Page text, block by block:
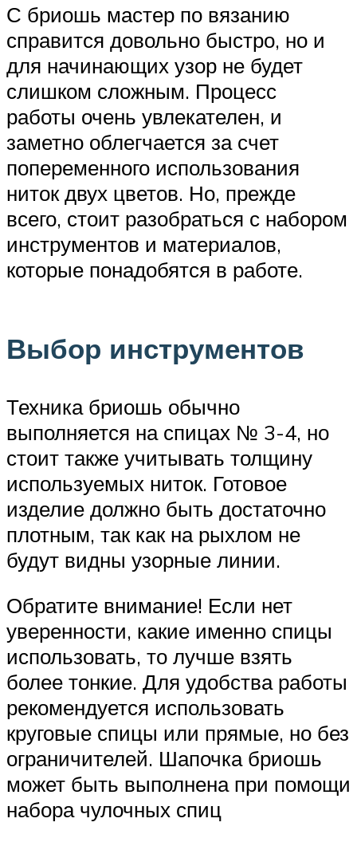
С бриошь мастер по вязанию
справится довольно быстро, но и
для начинающих узор не будет
слишком сложным. Процесс
работы очень увлекателен, и
заметно облегчается за счет
попеременного использования
ниток двух цветов. Но, прежде
всего, стоит разобраться с набором
инструментов и материалов,
которые понадобятся в работе.
Выбор инструментов
Техника бриошь обычно
выполняется на спицах № 3-4, но
стоит также учитывать толщину
используемых ниток. Готовое
изделие должно быть достаточно
плотным, так как на рыхлом не
будут видны узорные линии.
Обратите внимание! Если нет
уверенности, какие именно спицы
использовать, то лучше взять
более тонкие. Для удобства работы
рекомендуется использовать
круговые спицы или прямые, но без
ограничителей. Шапочка бриошь
может быть выполнена при помощи
набора чулочных спиц